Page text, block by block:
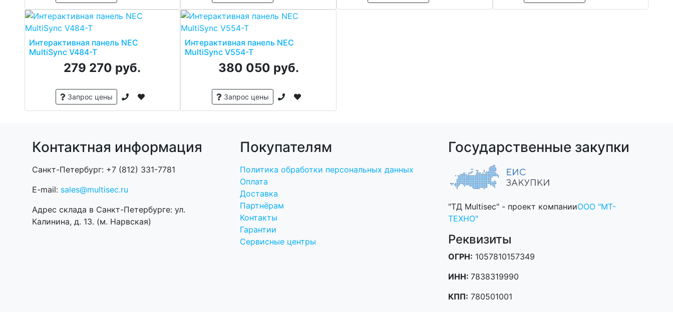
Интерактивная панель NEC
MultiSync V484-T
279 270 руб.
Запрос цены
Интерактивная панель NEC
MultiSync V554-T
380 050 руб.
Запрос цены
Контактная информация
Санкт-Петербург: +7 (812) 331-7781
E-mail: sales@multisec.ru
Адрес склада в Санкт-Петербурге: ул.
Калинина, д. 13. (м. Нарвская)
Покупателям
Политика обработки персональных данных
Оплата
Доставка
Партнёрам
Контакты
Гарантии
Сервисные центры
Государственные закупки
"ТД Multisec" - проект компанииООО "МТ-
ТЕХНО"
Реквизиты
ОГРН: 1057810157349
ИНН: 7838319990
КПП: 780501001